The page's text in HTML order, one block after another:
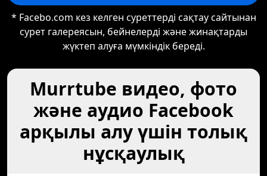
* Facebo.com кез келген суреттерді сақтау сайтынан
сурет галереясын, бейнелерді және жинақтарды
жүктеп алуға мүмкіндік береді.
Murrtube видео, фото
және аудио Facebook
арқылы алу үшін толық
нұсқаулық